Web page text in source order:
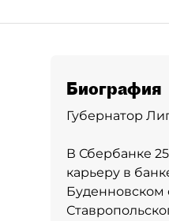
Биография
Губернатор
В Сбербанке
карьеру в
Буденновском